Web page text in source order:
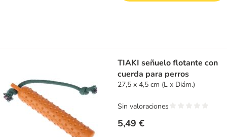
TIAKI señuelo flotante con
cuerda para perros
27,5 x 4,5 cm (L x Diám.)
5,49 €
Sin valoraciones